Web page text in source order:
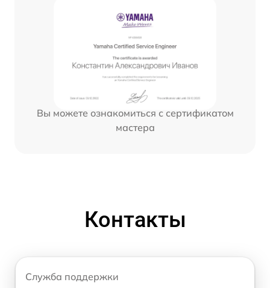
Вы можете ознакомиться с сертификатом
мастера
Контакты
Служба поддержки